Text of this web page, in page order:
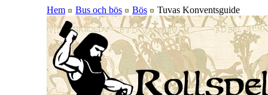
Hem Bus och bös Bös Tuvas Konventsguide